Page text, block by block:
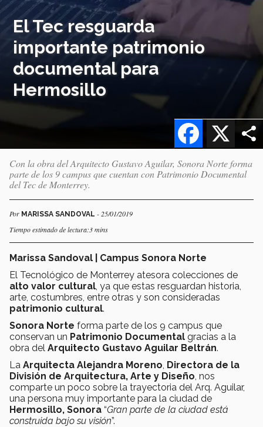
El Tec resguarda
importante patrimonio
documental para
Hermosillo
X
Facebook
Con la obra del Arquitecto Gustavo Aguilar, Sonora Norte forma
parte de los 9 campus que cuentan con Patrimonio Documental
del Tec de Monterrey.
Por MARISSA SANDOVAL - 25/01/2019
Tiempo estimado de lectura:3 mins
Marissa Sandoval | Campus Sonora Norte
El Tecnológico de Monterrey atesora colecciones de
alto valor cultural , ya que estas resguardan historia,
arte, costumbres, entre otras y son consideradas
patrimonio cultural.
Sonora Norte forma parte de los 9 campus que
conservan un Patrimonio Documental gracias a la
obra del Arquitecto Gustavo Aguilar Beltrán.
La Arquitecta Alejandra Moreno Directora de la
División de Arquitectura, Arte y Diseño , nos
comparte un poco sobre la trayectoria del Arq. Aguilar,
una persona muy importante para la ciudad de
Hermosillo, Sonora “Gran parte de la ciudad está
construida bajo su visión”.